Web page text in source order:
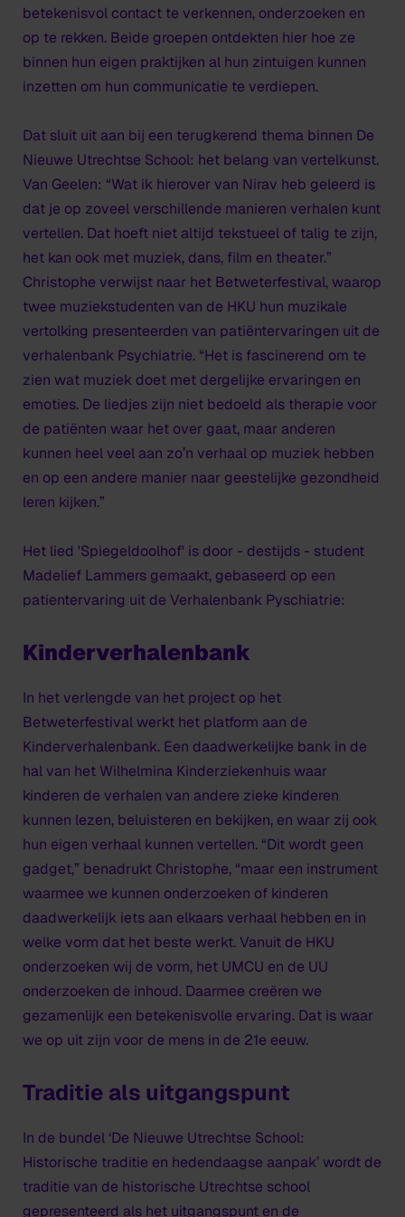
betekenisvol contact te verkennen, onderzoeken en
op te rekken. Beide groepen ontdekten hier hoe ze
binnen hun eigen praktijken al hun zintuigen kunnen
inzetten om hun communicatie te verdiepen.
Dat sluit uit aan bij een terugkerend thema binnen De
Nieuwe Utrechtse School: het belang van vertelkunst.
Van Geelen: “Wat ik hierover van Nirav heb geleerd is
dat je op zoveel verschillende manieren verhalen kunt
vertellen. Dat hoeft niet altijd tekstueel of talig te zijn,
het kan ook met muziek, dans, film en theater.”
Christophe verwijst naar het Betweterfestival, waarop
twee muziekstudenten van de HKU hun muzikale
vertolking presenteerden van patiëntervaringen uit de
verhalenbank Psychiatrie. “Het is fascinerend om te
zien wat muziek doet met dergelijke ervaringen en
emoties. De liedjes zijn niet bedoeld als therapie voor
de patiënten waar het over gaat, maar anderen
kunnen heel veel aan zo’n verhaal op muziek hebben
en op een andere manier naar geestelijke gezondheid
leren kijken.”
Het lied 'Spiegeldoolhof' is door - destijds - student
Madelief Lammers gemaakt, gebaseerd op een
patientervaring uit de Verhalenbank Pyschiatrie:
Kinderverhalenbank
In het verlengde van het project op het
Betweterfestival werkt het platform aan de
Kinderverhalenbank. Een daadwerkelijke bank in de
hal van het Wilhelmina Kinderziekenhuis waar
kinderen de verhalen van andere zieke kinderen
kunnen lezen, beluisteren en bekijken, en waar zij ook
hun eigen verhaal kunnen vertellen. “Dit wordt geen
gadget,” benadrukt Christophe, “maar een instrument
waarmee we kunnen onderzoeken of kinderen
daadwerkelijk iets aan elkaars verhaal hebben en in
welke vorm dat het beste werkt. Vanuit de HKU
onderzoeken wij de vorm, het UMCU en de UU
onderzoeken de inhoud. Daarmee creëren we
gezamenlijk een betekenisvolle ervaring. Dat is waar
we op uit zijn voor de mens in de 21e eeuw.
Traditie als uitgangspunt
In de bundel ‘De Nieuwe Utrechtse School:
Historische traditie en hedendaagse aanpak’ wordt de
traditie van de historische Utrechtse school
gepresenteerd als het uitgangspunt en de